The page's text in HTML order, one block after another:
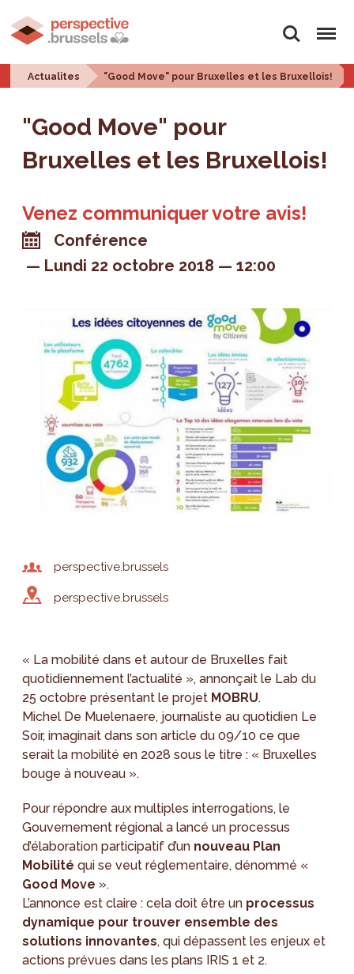
Rechercher
Menu
Actualites "Good Move" pour Bruxelles et les Bruxellois!
"Good Move" pour
Bruxelles et les Bruxellois!
Venez communiquer votre avis!
Conférence
Lundi 22 octobre 2018
12:00
perspective.brussels
perspective.brussels
« La mobilité dans et autour de Bruxelles fait
quotidiennement l’actualité », annonçait le Lab du
25 octobre présentant le projet MOBRU.
Michel De Muelenaere, journaliste au quotidien Le
Soir, imaginait dans son article du 09/10 ce que
serait la mobilité en 2028 sous le titre : « Bruxelles
bouge à nouveau ».
Pour répondre aux multiples interrogations, le
Gouvernement régional a lancé un processus
d’élaboration participatif d’un nouveau Plan
Mobilité qui se veut réglementaire, dénommé «
Good Move ».
L’annonce est claire : cela doit être un processus
dynamique pour trouver ensemble des
solutions innovantes, qui dépassent les enjeux et
actions prévues dans les plans IRIS 1 et 2.